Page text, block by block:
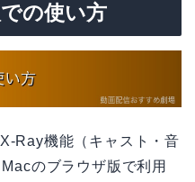
の使い方
Ray機能（キャスト・音
のブラウザ版で利用